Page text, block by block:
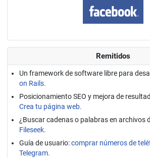
Remitidos
Un framework de software libre para
on Rails.
Posicionamiento SEO y mejora de
Crea tu página web.
¿Buscar cadenas o palabras en archivos
Fileseek.
Guía de usuario:comprar números de
Telegram.